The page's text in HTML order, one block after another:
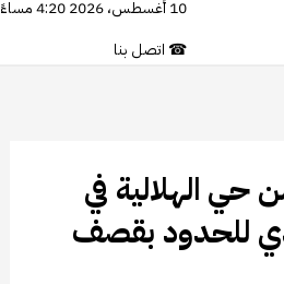
10 أغسطس، 2026 4:20 مساءً
☎اتصل بنا
الهلالية في
للحدود بقصف